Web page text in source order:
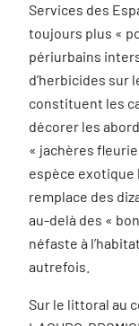
Services des
toujours plus «
périurbains
d’herbicides sur
constituent les
décorer les
« jachères
espèce exotique
remplace des
au-delà des «
néfaste à
autrefois.
Sur le littoral au